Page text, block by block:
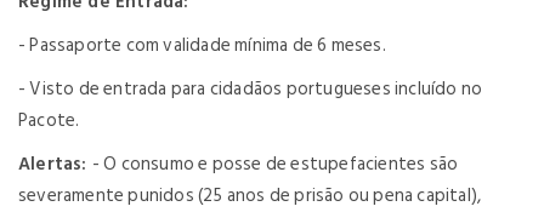
- Passaporte com validade mínima de 6 meses.
- Visto de entrada para cidadãos portugueses incluído no
Pacote.
Alertas: - O consumo e posse de estupefacientes são
severamente punidos (25 anos de prisão ou pena capital),